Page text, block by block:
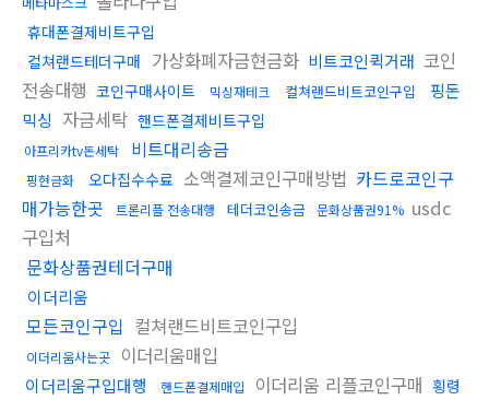
휴대폰결제비트구입
컬쳐랜드테더구매 가상화폐자금현금화 비트코인퀵거래 코인
전송대행 코인구매사이트 믹싱재테크 컬쳐랜드비트코인구입
핑돈
믹싱 자금세탁 핸드폰결제비트구입
아프리카tv돈세탁 비트대리송금
핑현금화 오다집수수료 소액결제코인구매방법 카드로코인구
매가능한곳
트론리플 전송대행 테더코인송금 문화상품권91% usdc
구입처
문화상품권테더구매
이더리움
모든코인구입 컬쳐랜드비트코인구입
이더리움사는곳 이더리움매입
이더리움구입대행 핸드폰결제매입 이더리움 리플코인구매 횡령